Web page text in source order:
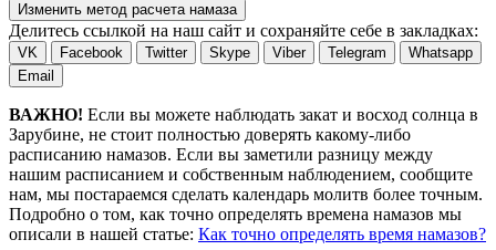
Изменить метод расчета намаза
Делитесь ссылкой на наш сайт и сохраняйте себе в закладках:
VK Facebook Twitter Skype Viber Telegram
Whatsapp
Email
ВАЖНО! Если вы можете наблюдать закат и восход солнца в
Зарубине, не стоит полностью доверять какому-либо
расписанию намазов. Если вы заметили разницу между
нашим расписанием и собственным наблюдением, сообщите
нам, мы постараемся сделать календарь молитв более точным.
Подробно о том, как точно определять времена намазов мы
описали в нашей статье: Как точно определять время намазов?